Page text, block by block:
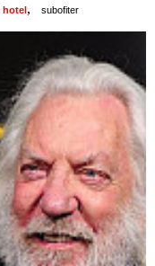
hotel , subofiter